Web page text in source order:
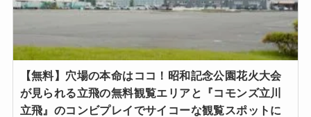
【無料】穴場の本命はココ！昭和記念公園花火大会
が見られる立飛の無料観覧エリアと『コモンズ立川
立飛』のコンビプレイでサイコーな観覧スポットに